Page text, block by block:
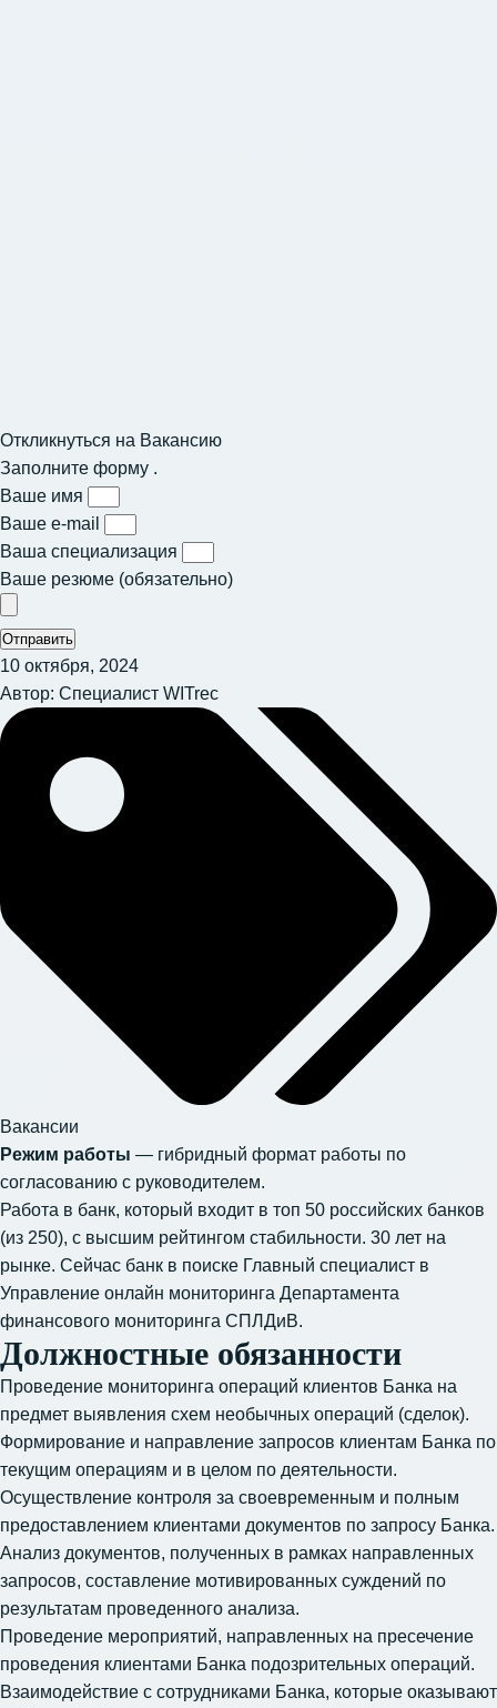
Откликнуться на Вакансию
Заполните форму .
Ваше имя
Ваше e-mail
Ваша специализация
Ваше резюме (обязательно)
Отправить
10 октября, 2024
Автор: Специалист WITrec
Вакансии
Режим работы — гибридный формат работы по
согласованию с руководителем.
Работа в банк, который входит в топ 50 российских банков
(из 250), с высшим рейтингом стабильности. 30 лет на
рынке. Сейчас банк в поиске Главный специалист в
Управление онлайн мониторинга Департамента
финансового мониторинга СПЛДиВ.
Должностные обязанности
Проведение мониторинга операций клиентов Банка на
предмет выявления схем необычных операций (сделок).
Формирование и направление запросов клиентам Банка по
текущим операциям и в целом по деятельности.
Осуществление контроля за своевременным и полным
предоставлением клиентами документов по запросу Банка.
Анализ документов, полученных в рамках направленных
запросов, составление мотивированных суждений по
результатам проведенного анализа.
Проведение мероприятий, направленных на пресечение
проведения клиентами Банка подозрительных операций.
Взаимодействие с сотрудниками Банка, которые оказывают